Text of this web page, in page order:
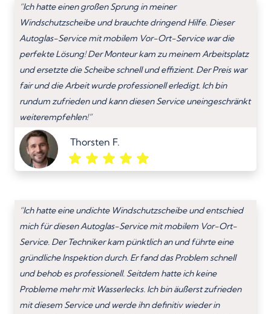
“Ich hatte einen großen Sprung in meiner
Windschutzscheibe und brauchte dringend Hilfe. Dieser
Autoglas-Service mit mobilem Vor-Ort-Service war die
perfekte Lösung! Der Monteur kam zu meinem Arbeitsplatz
und ersetzte die Scheibe schnell und effizient. Der Preis war
fair und die Arbeit wurde professionell erledigt. Ich bin
rundum zufrieden und kann diesen Service uneingeschränkt
weiterempfehlen!”
Thorsten F.
“Ich hatte eine undichte Windschutzscheibe und entschied
mich für diesen Autoglas-Service mit mobilem Vor-Ort-
Service. Der Techniker kam pünktlich an und führte eine
gründliche Inspektion durch. Er fand das Problem schnell
und behob es professionell. Seitdem hatte ich keine
Probleme mehr mit Wasserlecks. Ich bin äußerst zufrieden
mit diesem Service und werde ihn definitiv wieder in